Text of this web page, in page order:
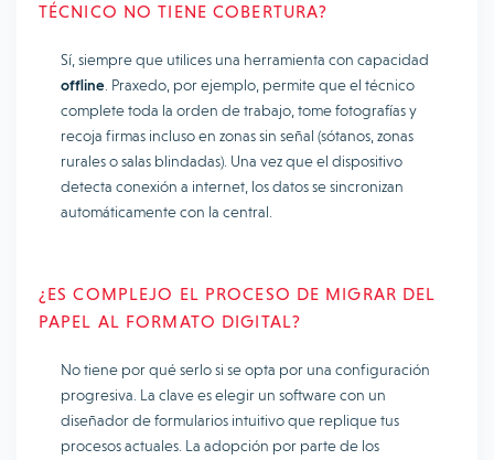
TÉCNICO NO TIENE COBERTURA?
Sí, siempre que utilices una herramienta con capacidad
offline . Praxedo, por ejemplo, permite que el técnico
complete toda la orden de trabajo, tome fotografías y
recoja firmas incluso en zonas sin señal (sótanos, zonas
rurales o salas blindadas). Una vez que el dispositivo
detecta conexión a internet, los datos se sincronizan
automáticamente con la central.
¿ES COMPLEJO EL PROCESO DE MIGRAR DEL
PAPEL AL FORMATO DIGITAL?
No tiene por qué serlo si se opta por una configuración
progresiva. La clave es elegir un software con un
diseñador de formularios intuitivo que replique tus
procesos actuales. La adopción por parte de los